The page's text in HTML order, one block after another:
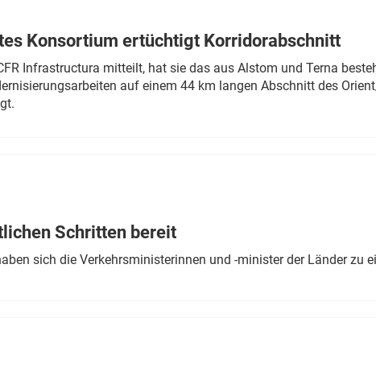
Konsortium ertüchtigt Korridorabschnitt
Infrastructura mitteilt, hat sie das aus Alstom und Terna
auf einem 44 km langen Abschnitt des
Schritten bereit
sich die Verkehrsministerinnen und -minister der Länder zu